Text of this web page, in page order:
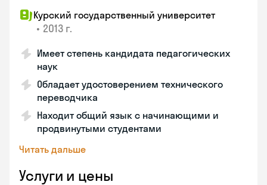
Курский государственный университет
• 2013 г.
Имеет степень кандидата педагогических
наук
Обладает удостоверением технического
переводчика
Находит общий язык с начинающими и
продвинутыми студентами
Читать дальше
Услуги и цены